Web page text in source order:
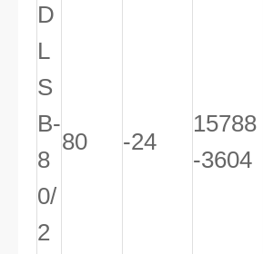
D
L
S
B-
8
0/
2
80 -24
15788
-3604